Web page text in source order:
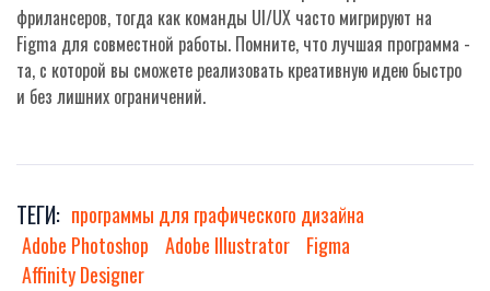
фрилансеров, тогда как команды UI/UX часто мигрируют на
Figma для совместной работы. Помните, что лучшая программа -
та, с которой вы сможете реализовать креативную идею быстро
и без лишних ограничений.
ТЕГИ: программы для графического дизайна
Adobe Photoshop
Adobe Illustrator
Figma
Affinity Designer